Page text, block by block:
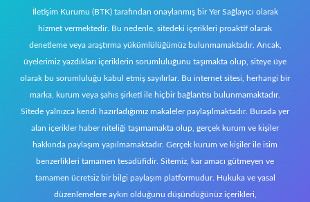
İletişim Kurumu (BTK) tarafından onaylanmış bir Yer Sağlayıcı olarak
hizmet vermektedir. Bu nedenle, sitedeki içerikleri proaktif olarak
denetleme veya araştırma yükümlülüğümüz bulunmamaktadır. Ancak,
üyelerimiz yazdıkları içeriklerin sorumluluğunu taşımakta olup, siteye üye
olarak bu sorumluluğu kabul etmiş sayılırlar. Bu internet sitesi, herhangi bir
marka, kurum veya şahıs şirketi ile hiçbir bağlantısı bulunmamaktadır.
Sitede yalnızca kendi hazırladığımız makaleler paylaşılmaktadır. Burada yer
alan içerikler haber niteliği taşımamakta olup, gerçek kurum ve kişiler
hakkında paylaşım yapılmamaktadır. Gerçek kurum ve kişiler ile isim
benzerlikleri tamamen tesadüfidir. Sitemiz, kar amacı gütmeyen ve
tamamen ücretsiz bir bilgi paylaşım platformudur. Hukuka ve yasal
düzenlemelere aykırı olduğunu düşündüğünüz içerikleri,